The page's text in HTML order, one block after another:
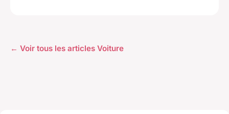
← Voir tous les articles Voiture